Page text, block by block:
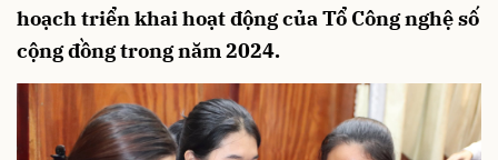
hoạch triển khai hoạt động của Tổ Công nghệ số
cộng đồng trong năm 2024.